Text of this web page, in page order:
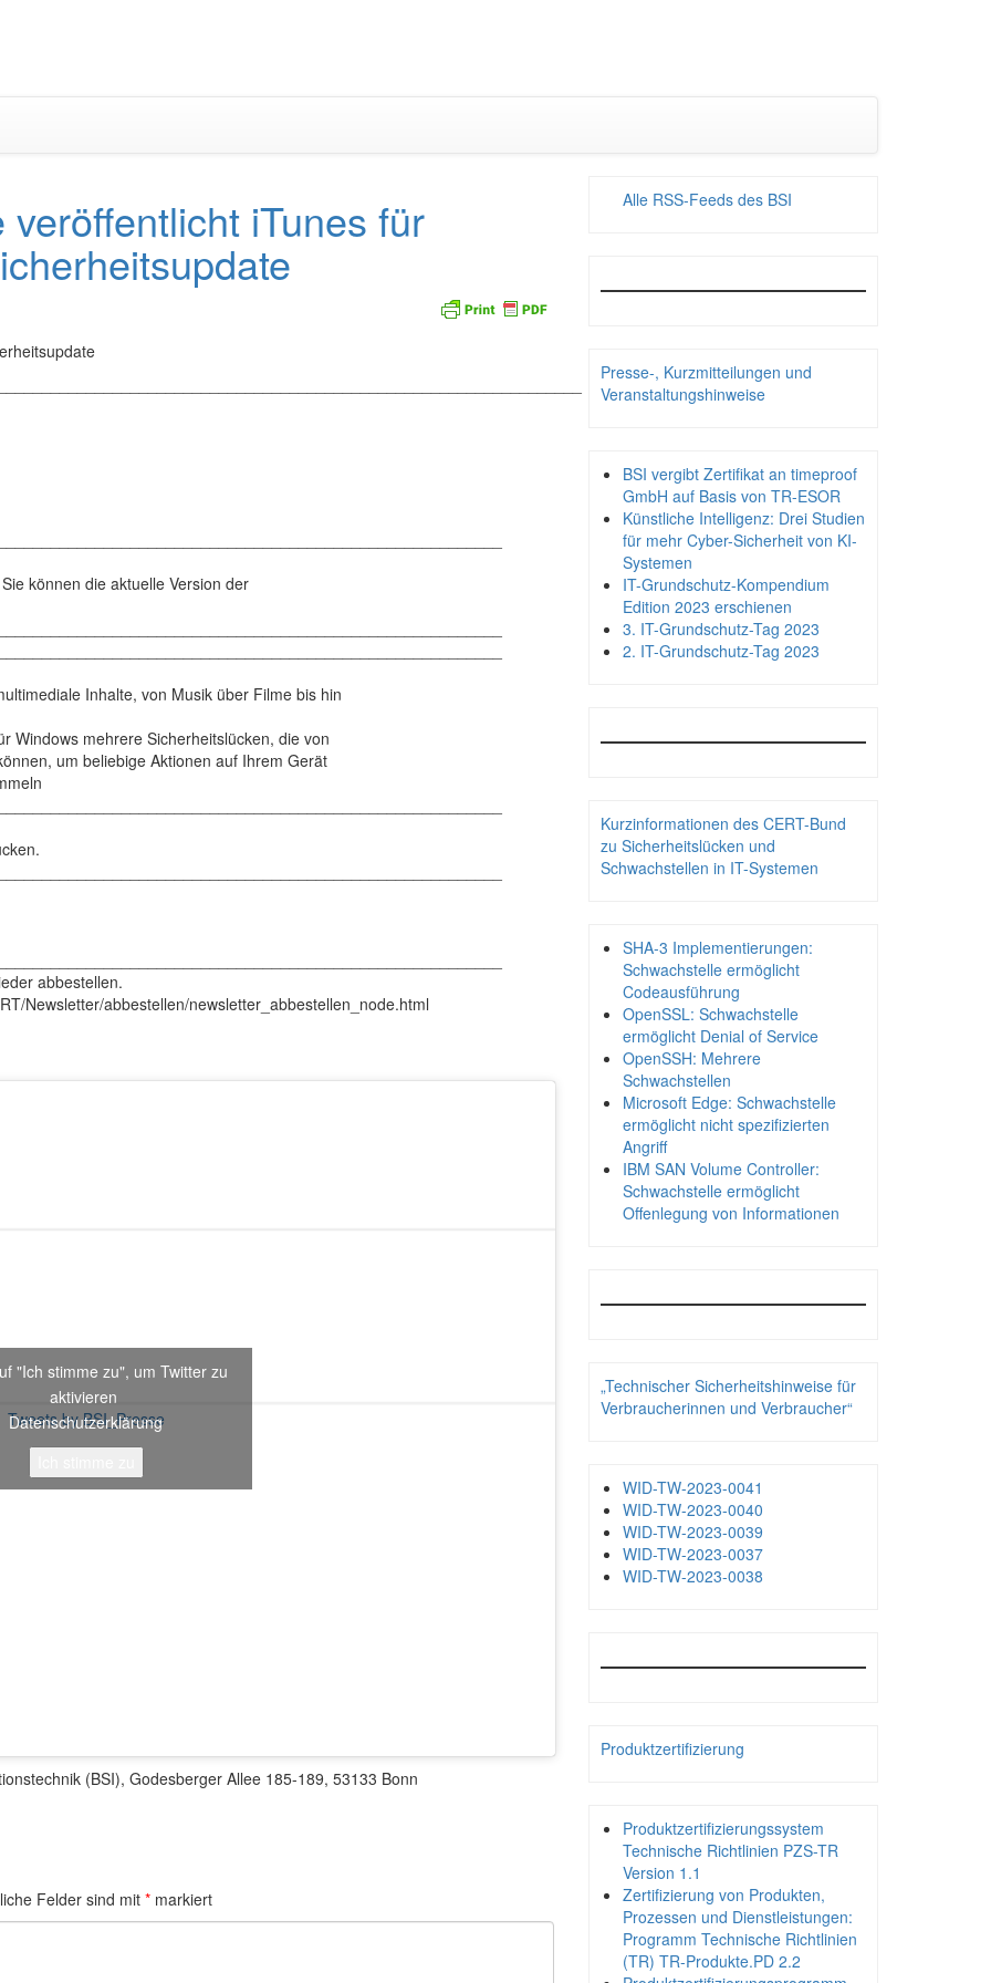
iTunes für
können die aktuelle Version der
Inhalte, von Musik über Filme bis hin
Windows mehrere Sicherheitslücken, die von
um beliebige Aktionen auf Ihrem Gerät
abbestellen.
Newsletter/abbestellen/newsletter_abbestellen_node.html
Tweets by BSI_Presse
"Ich stimme zu", um Twitter zu
aktivieren
Datenschutzerklärung
(BSI), Godesberger Allee 185-189, 53133 Bonn
Felder sind mit * markiert
Alle RSS-Feeds des BSI
Presse-, Kurzmitteilungen und
Veranstaltungshinweise
BSI vergibt Zertifikat an timeproof
GmbH auf Basis von TR-ESOR
Künstliche Intelligenz: Drei Studien
für mehr Cyber-Sicherheit von KI-
Systemen
IT-Grundschutz-Kompendium
Edition 2023 erschienen
3. IT-Grundschutz-Tag 2023
2. IT-Grundschutz-Tag 2023
Kurzinformationen des CERT-Bund
zu Sicherheitslücken und
Schwachstellen in IT-Systemen
SHA-3 Implementierungen:
Schwachstelle ermöglicht
Codeausführung
OpenSSL: Schwachstelle
ermöglicht Denial of Service
OpenSSH: Mehrere
Schwachstellen
Microsoft Edge: Schwachstelle
ermöglicht nicht spezifizierten
Angriff
IBM SAN Volume Controller:
Schwachstelle ermöglicht
Offenlegung von Informationen
„Technischer Sicherheitshinweise für
Verbraucherinnen und Verbraucher“
WID-TW-2023-0041
WID-TW-2023-0040
WID-TW-2023-0039
WID-TW-2023-0037
WID-TW-2023-0038
Produktzertifizierung
Produktzertifizierungssystem
Technische Richtlinien PZS-TR
Version 1.1
Zertifizierung von Produkten,
Prozessen und Dienstleistungen:
Programm Technische Richtlinien
(TR) TR-Produkte.PD 2.2